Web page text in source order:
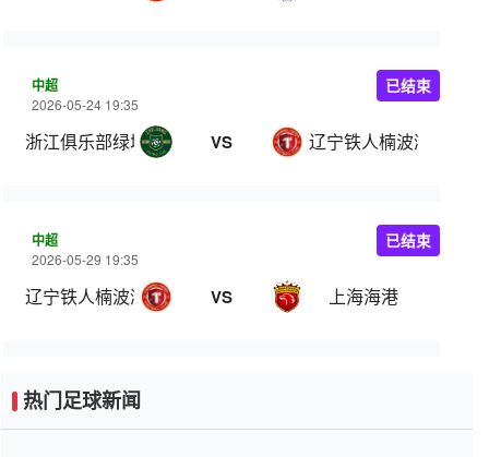
中超
2026-05-24 19:35
浙江俱乐部绿城 VS 辽宁铁人楠波湾
已结束
中超
2026-05-29 19:35
辽宁铁人楠波湾 VS 上海海港
已结束
热门足球新闻